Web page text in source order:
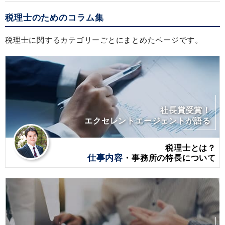
税理士のためのコラム集
税理士に関するカテゴリーごとにまとめたページです。
社長賞受賞！
エクセレントエージェントが語る
税理士とは？
仕事内容 ・事務所の特長について